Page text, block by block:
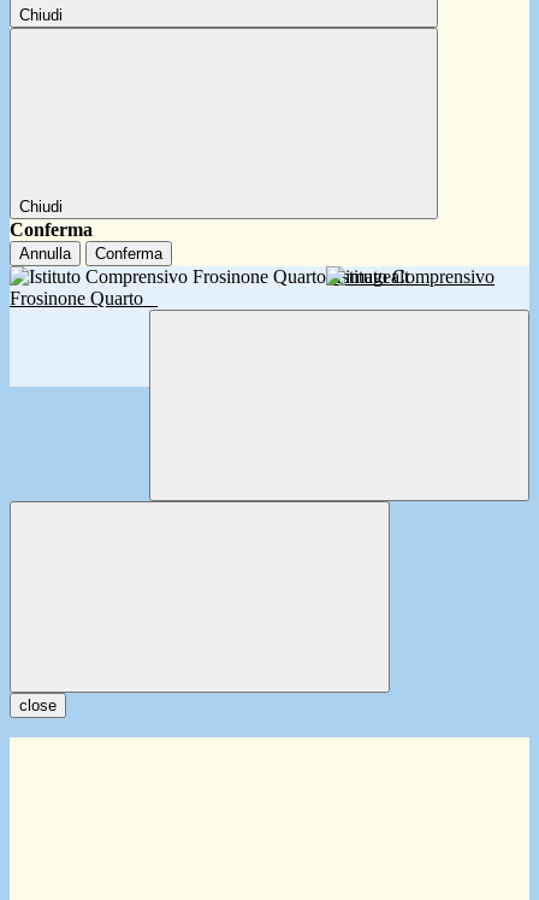
Chiudi
Chiudi
Conferma
Annulla Conferma
Istituto Comprensivo
Frosinone Quarto
close